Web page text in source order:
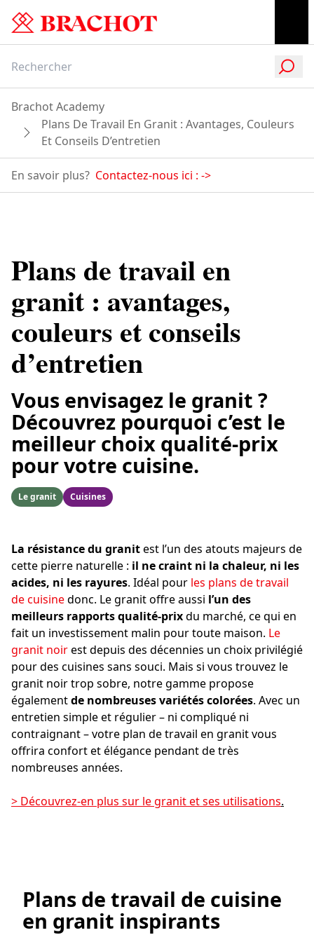
Brachot Academy
Plans De Travail En Granit : Avantages, Couleurs
Et Conseils D’entretien
En savoir plus? Contactez-nous ici : ->
Plans de travail en
granit : avantages,
couleurs et conseils
d’entretien
Vous envisagez le granit ?
Découvrez pourquoi c’est le
meilleur choix qualité-prix
pour votre cuisine.
Le granit Cuisines
La résistance du granitest l’un des atouts majeurs de
cette pierre naturelle : il ne craint ni la chaleur, ni les
acides, ni les rayures. Idéal pour les plans de travail
de cuisinedonc. Le granit offre aussi l’un des
meilleurs rapports qualité-prixdu marché, ce qui en
fait un investissement malin pour toute maison. Le
granit noirest depuis des décennies un choix privilégié
pour des cuisines sans souci. Mais si vous trouvez le
granit noir trop sobre, notre gamme propose
égalementde nombreuses variétés colorées. Avec un
entretien simple et régulier – ni compliqué ni
contraignant – votre plan de travail en granit vous
offrira confort et élégance pendant de très
nombreuses années.
> Découvrez-en plus sur le granit et ses utilisations.
Plans de travail de cuisine
en granit inspirants